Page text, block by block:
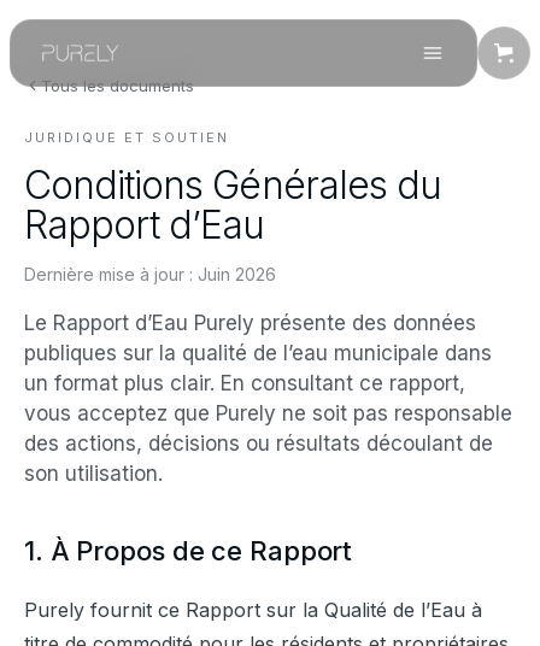
Tous les documents
JURIDIQUE ET SOUTIEN
Conditions Générales du
Rapport d’Eau
Dernière mise à jour : Juin 2026
Le Rapport d’Eau Purely présente des données
publiques sur la qualité de l’eau municipale dans
un format plus clair. En consultant ce rapport,
vous acceptez que Purely ne soit pas responsable
des actions, décisions ou résultats découlant de
son utilisation.
1. À Propos de ce Rapport
Purely fournit ce Rapport sur la Qualité de l’Eau à